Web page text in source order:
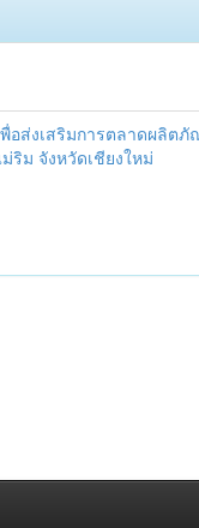
อส่งเสริมการตลาดผลิต
ริม จังหวัดเชียงใหม่